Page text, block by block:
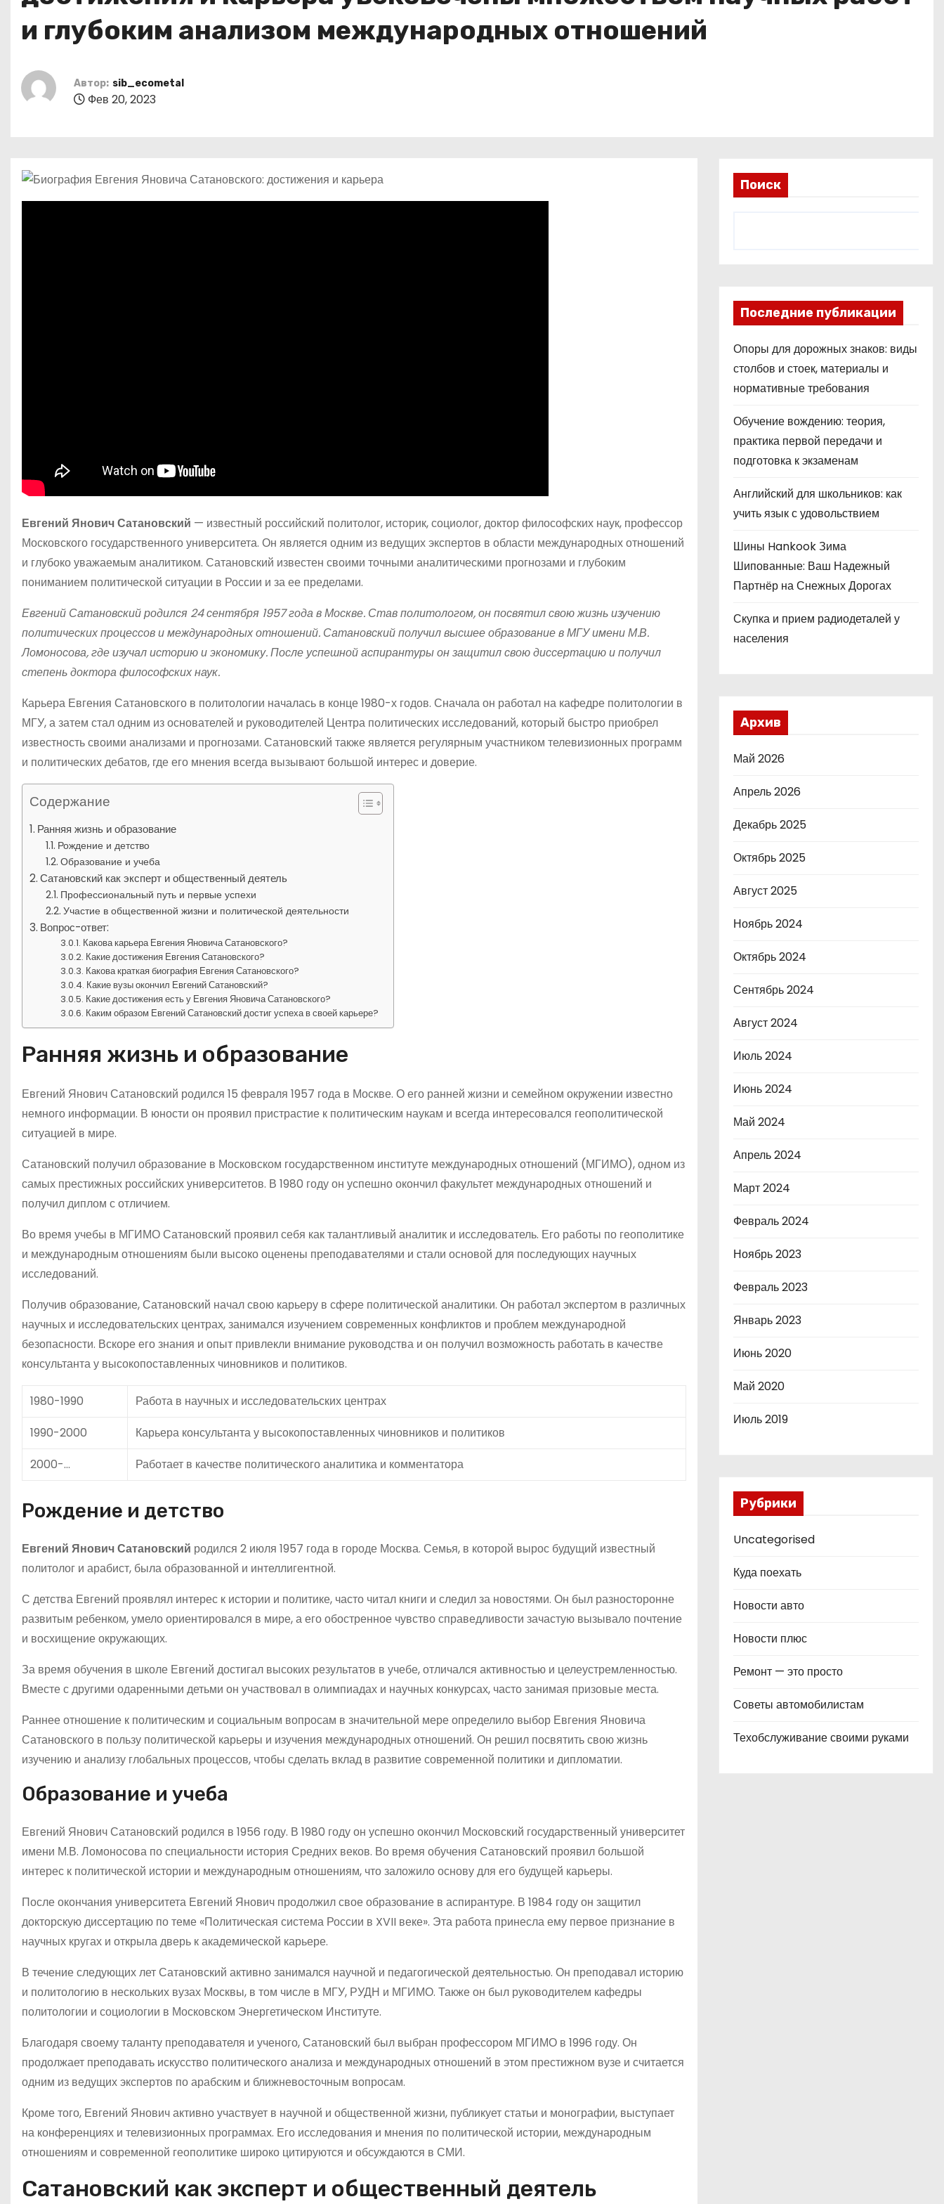
и глубоким анализом международных отношений
Автор: sib_ecometal
Фев 20, 2023
Евгений Янович Сатановский — известный российский политолог, историк, социолог, доктор философских наук, профессор
Московского государственного университета. Он является одним из ведущих экспертов в области международных отношений
и глубоко уважаемым аналитиком. Сатановский известен своими точными аналитическими прогнозами и глубоким
пониманием политической ситуации в России и за ее пределами.
Евгений Сатановский родился 24 сентября 1957 года в Москве. Став политологом, он посвятил свою жизнь изучению
политических процессов и международных отношений. Сатановский получил высшее образование в МГУ имени М.В.
Ломоносова, где изучал историю и экономику. После успешной аспирантуры он защитил свою диссертацию и получил
степень доктора философских наук.
Карьера Евгения Сатановского в политологии началась в конце 1980-х годов. Сначала он работал на кафедре политологии в
МГУ, а затем стал одним из основателей и руководителей Центра политических исследований, который быстро приобрел
известность своими анализами и прогнозами. Сатановский также является регулярным участником телевизионных программ
и политических дебатов, где его мнения всегда вызывают большой интерес и доверие.
Содержание
Ранняя жизнь и образование
Рождение и детство
Образование и учеба
Сатановский как эксперт и общественный деятель
Профессиональный путь и первые успехи
Участие в общественной жизни и политической деятельности
Вопрос-ответ:
Какова карьера Евгения Яновича Сатановского?
Какие достижения Евгения Сатановского?
Какова краткая биография Евгения Сатановского?
Какие вузы окончил Евгений Сатановский?
Какие достижения есть у Евгения Яновича Сатановского?
Каким образом Евгений Сатановский достиг успеха в своей карьере?
Ранняя жизнь и образование
Евгений Янович Сатановский родился 15 февраля 1957 года в Москве. О его ранней жизни и семейном окружении известно
немного информации. В юности он проявил пристрастие к политическим наукам и всегда интересовался геополитической
ситуацией в мире.
Сатановский получил образование в Московском государственном институте международных отношений (МГИМО), одном из
самых престижных российских университетов. В 1980 году он успешно окончил факультет международных отношений и
получил диплом с отличием.
Во время учебы в МГИМО Сатановский проявил себя как талантливый аналитик и исследователь. Его работы по геополитике
и международным отношениям были высоко оценены преподавателями и стали основой для последующих научных
исследований.
Получив образование, Сатановский начал свою карьеру в сфере политической аналитики. Он работал экспертом в различных
научных и исследовательских центрах, занимался изучением современных конфликтов и проблем международной
безопасности. Вскоре его знания и опыт привлекли внимание руководства и он получил возможность работать в качестве
консультанта у высокопоставленных чиновников и политиков.
1980-1990
Работа в научных и исследовательских центрах
1990-2000
Карьера консультанта у высокопоставленных чиновников и политиков
2000-…
Работает в качестве политического аналитика и комментатора
Рождение и детство
Евгений Янович Сатановский родился 2 июля 1957 года в городе Москва. Семья, в которой вырос будущий известный
политолог и арабист, была образованной и интеллигентной.
С детства Евгений проявлял интерес к истории и политике, часто читал книги и следил за новостями. Он был разносторонне
развитым ребенком, умело ориентировался в мире, а его обостренное чувство справедливости зачастую вызывало почтение
и восхищение окружающих.
За время обучения в школе Евгений достигал высоких результатов в учебе, отличался активностью и целеустремленностью.
Вместе с другими одаренными детьми он участвовал в олимпиадах и научных конкурсах, часто занимая призовые места.
Раннее отношение к политическим и социальным вопросам в значительной мере определило выбор Евгения Яновича
Сатановского в пользу политической карьеры и изучения международных отношений. Он решил посвятить свою жизнь
изучению и анализу глобальных процессов, чтобы сделать вклад в развитие современной политики и дипломатии.
Образование и учеба
Евгений Янович Сатановский родился в 1956 году. В 1980 году он успешно окончил Московский государственный университет
имени М.В. Ломоносова по специальности история Средних веков. Во время обучения Сатановский проявил большой
интерес к политической истории и международным отношениям, что заложило основу для его будущей карьеры.
После окончания университета Евгений Янович продолжил свое образование в аспирантуре. В 1984 году он защитил
докторскую диссертацию по теме «Политическая система России в XVII веке». Эта работа принесла ему первое признание в
научных кругах и открыла дверь к академической карьере.
В течение следующих лет Сатановский активно занимался научной и педагогической деятельностью. Он преподавал историю
и политологию в нескольких вузах Москвы, в том числе в МГУ, РУДН и МГИМО. Также он был руководителем кафедры
политологии и социологии в Московском Энергетическом Институте.
Благодаря своему таланту преподавателя и ученого, Сатановский был выбран профессором МГИМО в 1996 году. Он
продолжает преподавать искусство политического анализа и международных отношений в этом престижном вузе и считается
одним из ведущих экспертов по арабским и ближневосточным вопросам.
Кроме того, Евгений Янович активно участвует в научной и общественной жизни, публикует статьи и монографии, выступает
на конференциях и телевизионных программах. Его исследования и мнения по политической истории, международным
отношениям и современной геополитике широко цитируются и обсуждаются в СМИ.
Сатановский как эксперт и общественный деятель
Поиск
Последние публикации
Опоры для дорожных знаков: виды
столбов и стоек, материалы и
нормативные требования
Обучение вождению: теория,
практика первой передачи и
подготовка к экзаменам
Английский для школьников: как
учить язык с удовольствием
Шины Hankook Зима
Шипованные: Ваш Надежный
Партнёр на Снежных Дорогах
Скупка и прием радиодеталей у
населения
Архив
Май 2026
Апрель 2026
Декабрь 2025
Октябрь 2025
Август 2025
Ноябрь 2024
Октябрь 2024
Сентябрь 2024
Август 2024
Июль 2024
Июнь 2024
Май 2024
Апрель 2024
Март 2024
Февраль 2024
Ноябрь 2023
Февраль 2023
Январь 2023
Июнь 2020
Май 2020
Июль 2019
Рубрики
Uncategorised
Куда поехать
Новости авто
Новости плюс
Ремонт — это просто
Советы автомобилистам
Техобслуживание своими руками